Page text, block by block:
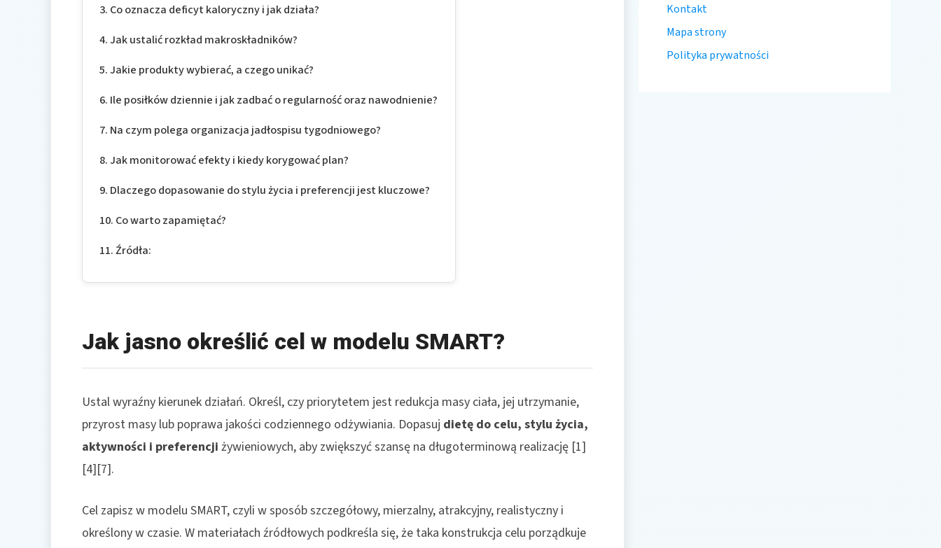
Co oznacza deficyt kaloryczny i jak działa?
Jak ustalić rozkład makroskładników?
Jakie produkty wybierać, a czego unikać?
Ile posiłków dziennie i jak zadbać o regularność oraz nawodnienie?
Na czym polega organizacja jadłospisu tygodniowego?
Jak monitorować efekty i kiedy korygować plan?
Dlaczego dopasowanie do stylu życia i preferencji jest kluczowe?
Co warto zapamiętać?
Źródła:
Jak jasno określić cel w modelu SMART?
Ustal wyraźny kierunek działań. Określ, czy priorytetem jest redukcja masy ciała, jej utrzymanie,
przyrost masy lub poprawa jakości codziennego odżywiania. Dopasuj dietę do celu, stylu życia,
aktywności i preferencji żywieniowych, aby zwiększyć szansę na długoterminową realizację [1]
[4][7].
Cel zapisz w modelu SMART, czyli w sposób szczegółowy, mierzalny, atrakcyjny, realistyczny i
określony w czasie. W materiałach źródłowych podkreśla się, że taka konstrukcja celu porządkuje
Kontakt
Mapa strony
Polityka prywatności